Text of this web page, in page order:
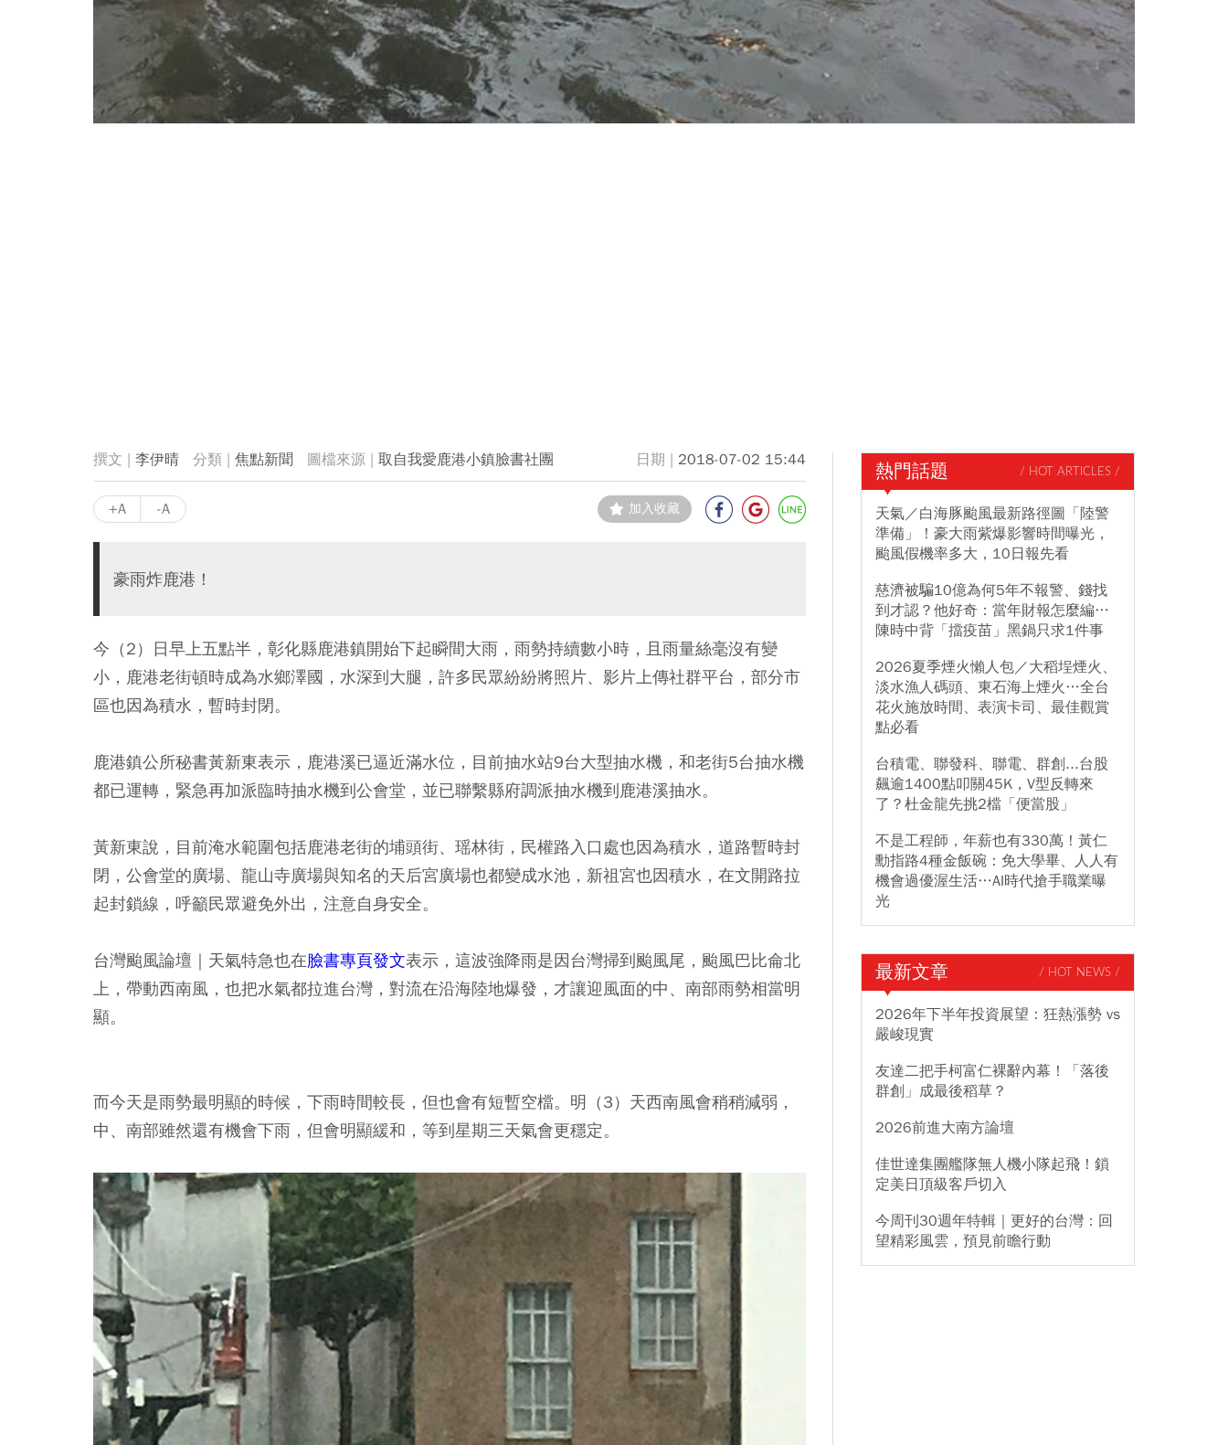
李伊晴 焦點新聞 取自我愛鹿港小鎮臉書社團 2018-07-02 15:44
+A -A 加入收藏
豪雨炸鹿港！
今（2）日早上五點半，彰化縣鹿港鎮開始下起瞬間大雨，雨勢持續數小時，且雨量絲毫沒有變
小，鹿港老街頓時成為水鄉澤國，水深到大腿，許多民眾紛紛將照片、影片上傳社群平台，部分市
區也因為積水，暫時封閉。
鹿港鎮公所秘書黃新東表示，鹿港溪已逼近滿水位，目前抽水站9台大型抽水機，和老街5台抽水機
都已運轉，緊急再加派臨時抽水機到公會堂，並已聯繫縣府調派抽水機到鹿港溪抽水。
黃新東說，目前淹水範圍包括鹿港老街的埔頭街、瑶林街，民權路入口處也因為積水，道路暫時封
閉，公會堂的廣場、龍山寺廣場與知名的天后宮廣場也都變成水池，新祖宮也因積水，在文開路拉
起封鎖線，呼籲民眾避免外出，注意自身安全。
台灣颱風論壇｜天氣特急也在臉書專頁發文表示，這波強降雨是因台灣掃到颱風尾，颱風巴比侖北
上，帶動西南風，也把水氣都拉進台灣，對流在沿海陸地爆發，才讓迎風面的中、南部雨勢相當明
顯。
而今天是雨勢最明顯的時候，下雨時間較長，但也會有短暫空檔。明（3）天西南風會稍稍減弱，
中、南部雖然還有機會下雨，但會明顯緩和，等到星期三天氣會更穩定。
熱門話題 / HOT ARTICLES /
天氣／白海豚颱風最新路徑圖「陸警
準備」！豪大雨紫爆影響時間曝光，
颱風假機率多大，10日報先看
慈濟被騙10億為何5年不報警、錢找
到才認？他好奇：當年財報怎麼編…
陳時中背「擋疫苗」黑鍋只求1件事
2026夏季煙火懶人包／大稻埕煙火、
淡水漁人碼頭、東石海上煙火…全台
花火施放時間、表演卡司、最佳觀賞
點必看
台積電、聯發科、聯電、群創...台股
飆逾1400點叩關45K，V型反轉來
了？杜金龍先挑2檔「便當股」
不是工程師，年薪也有330萬！黃仁
勳指路4種金飯碗：免大學畢、人人有
機會過優渥生活…AI時代搶手職業曝
光
最新文章 / HOT NEWS /
2026年下半年投資展望：狂熱漲勢 vs
嚴峻現實
友達二把手柯富仁裸辭內幕！「落後
群創」成最後稻草？
2026前進大南方論壇
佳世達集團艦隊無人機小隊起飛！鎖
定美日頂級客戶切入
今周刊30週年特輯｜更好的台灣：回
望精彩風雲，預見前瞻行動